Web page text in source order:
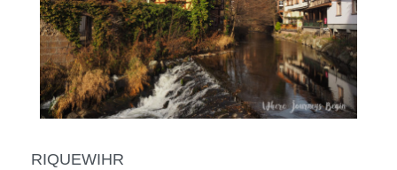
RIQUEWIHR